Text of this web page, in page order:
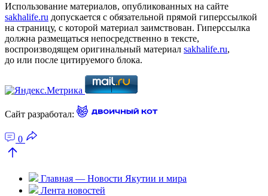
Использование материалов, опубликованных на сайте
sakhalife.ru допускается с обязательной прямой гиперссылкой
на страницу, с которой материал заимствован. Гиперссылка
должна размещаться непосредственно в тексте,
воспроизводящем оригинальный материал sakhalife.ru,
до или после цитируемого блока.
Сайт разработал:
0
Главная — Новости Якутии и мира
Лента новостей